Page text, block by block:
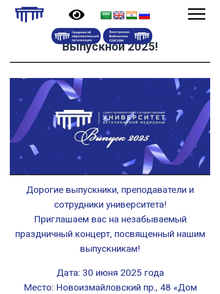
Выпускной 2025!
Дорогие выпускники, преподаватели и
сотрудники университета!
Приглашаем вас на незабываемый
праздничный концерт, посвященный нашим
выпускникам!
Дата: 30 июня 2025 года
Место: Новоизмайловский пр., 48 «Дом